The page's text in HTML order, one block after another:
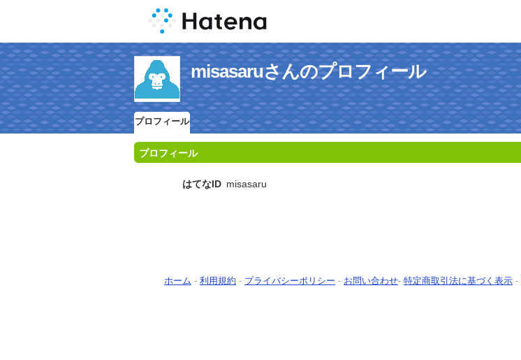
misasaruさんのプロフィール
プロフィール
プロフィール
はてなID misasaru
ホーム - 利用規約 - プライバシーポリシー - お問い合わせ- 特定商取引法に基づく表示 -